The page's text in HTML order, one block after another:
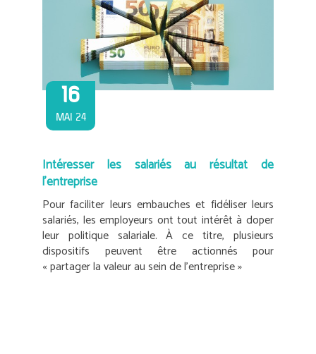
16
MAI 24
Intéresser les salariés au résultat de
l’entreprise
Pour faciliter leurs embauches et fidéliser leurs
salariés, les employeurs ont tout intérêt à doper
leur politique salariale. À ce titre, plusieurs
dispositifs peuvent être actionnés pour
« partager la valeur au sein de l’entreprise »